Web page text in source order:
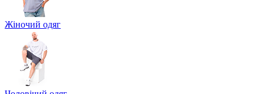
Жіночий одяг